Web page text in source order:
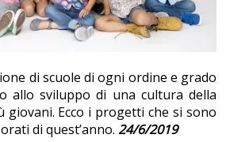
di scuole di ogni ordine e grado
allo sviluppo di una cultura della
Ecco i progetti che si sono
di quest’anno. 24/6/2019